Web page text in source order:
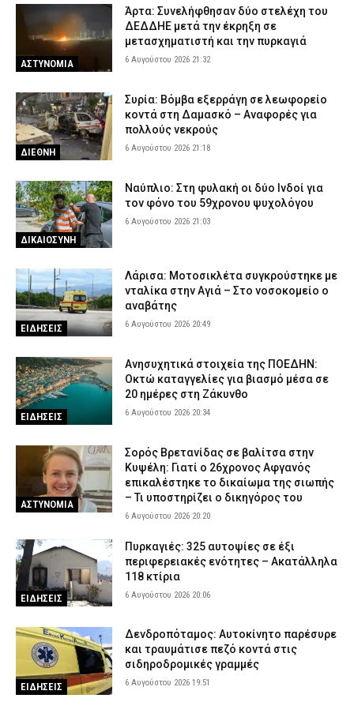
πεζοδρομίου – Δείτε βίντεο
ΑΣΤΥΝΟΜΙΑ 6 Αυγούστου 2026 15:07
Τροχαίο στον Πύργο: Τραυματίστηκε σοβαρά ντελιβεράς μετά
από σφοδρή σύγκρουσης μηχανής με ΙΧ
ΑΣΤΥΝΟΜΙΑ
Άρτα: Συνελήφθησαν δύο στελέχη του
ΔΕΔΔΗΕ μετά την έκρηξη σε
μετασχηματιστή και την πυρκαγιά
6 Αυγούστου 2026 21:32
ΔΙΕΘΝΗ
Συρία: Βόμβα εξερράγη σε λεωφορείο
κοντά στη Δαμασκό – Αναφορές για
πολλούς νεκρούς
6 Αυγούστου 2026 21:18
ΔΙΚΑΙΟΣΥΝΗ
Ναύπλιο: Στη φυλακή οι δύο Ινδοί για
τον φόνο του 59χρονου ψυχολόγου
6 Αυγούστου 2026 21:03
ΕΙΔΗΣΕΙΣ
Λάρισα: Μοτοσικλέτα συγκρούστηκε με
νταλίκα στην Αγιά – Στο νοσοκομείο ο
αναβάτης
6 Αυγούστου 2026 20:49
ΕΙΔΗΣΕΙΣ
Ανησυχητικά στοιχεία της ΠΟΕΔΗΝ:
Οκτώ καταγγελίες για βιασμό μέσα σε
20 ημέρες στη Ζάκυνθο
6 Αυγούστου 2026 20:34
ΑΣΤΥΝΟΜΙΑ
Σορός Βρετανίδας σε βαλίτσα στην
Κυψέλη: Γιατί ο 26χρονος Αφγανός
επικαλέστηκε το δικαίωμα της σιωπής
– Τι υποστηρίζει ο δικηγόρος του
6 Αυγούστου 2026 20:20
ΕΙΔΗΣΕΙΣ
Πυρκαγιές: 325 αυτοψίες σε έξι
περιφερειακές ενότητες – Ακατάλληλα
118 κτίρια
6 Αυγούστου 2026 20:06
ΕΙΔΗΣΕΙΣ
Δενδροπόταμος: Αυτοκίνητο παρέσυρε
και τραυμάτισε πεζό κοντά στις
σιδηροδρομικές γραμμές
6 Αυγούστου 2026 19:51